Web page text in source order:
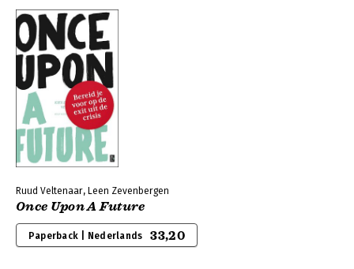
Ruud Veltenaar, Leen Zevenbergen
Once Upon A Future
Paperback | Nederlands 33,20